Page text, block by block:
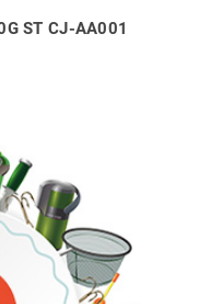
ST CJ-AA001